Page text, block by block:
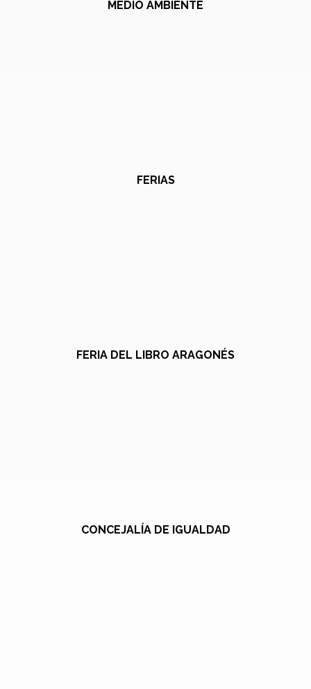
MEDIO AMBIENTE
FERIAS
FERIA DEL LIBRO ARAGONÉS
CONCEJALÍA DE IGUALDAD